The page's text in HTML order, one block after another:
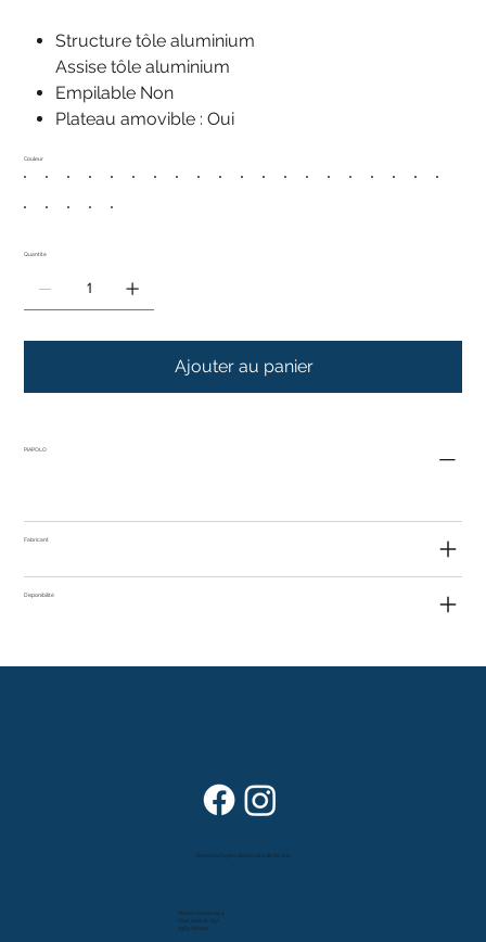
Structure tôle aluminium
Assise tôle aluminium
Empilable Non
Plateau amovible : Oui
Couleur
Quantité
Ajouter au panier
PIAPOLO
Fabricant
Disponibilité
Route cantonale 4
Case postale 157
1963 Vétroz
Dans vos foyers depuis plus de 80 ans